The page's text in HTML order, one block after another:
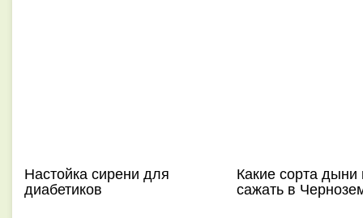
Настойка сирени для
диабетиков
Какие сорта
сажать в